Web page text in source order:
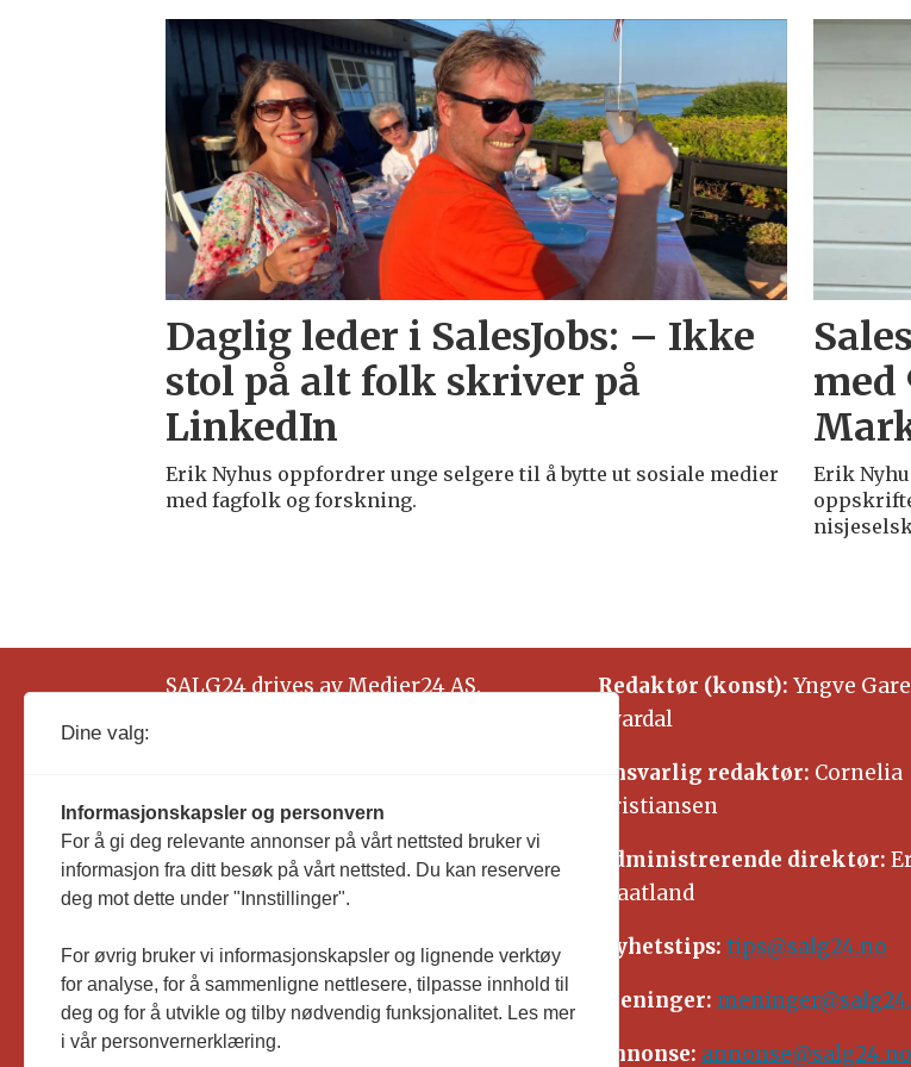
Daglig leder i SalesJobs: – Ikke
stol på alt folk skriver på
LinkedIn
Erik Nyhus oppfordrer unge selgere til å bytte ut sosiale medier
med fagfolk og forskning.
med
Erik
SALG24 drives av Medier24 AS.
Redaktør (konst): Yngve
Svardal
Ansvarlig redaktør: Cornelia
Kristiansen
Administrerende direktør:
Waatland
Nyhetstips: tips@salg24.no
Meninger:
Annonse: annonse@salg24.no
Dine valg:
Informasjonskapsler og personvern
For å gi deg relevante annonser på vårt nettsted bruker vi
informasjon fra ditt besøk på vårt nettsted. Du kan reservere
deg mot dette under "Innstillinger".
For øvrig bruker vi informasjonskapsler og lignende verktøy
for analyse, for å sammenligne nettlesere, tilpasse innhold til
deg og for å utvikle og tilby nødvendig funksjonalitet. Les mer
i vår personvernerklæring.